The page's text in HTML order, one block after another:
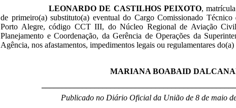
LEONARDO DE CASTILHOS PEIXOTO,
de primeiro(a) substituto(a) eventual do Cargo Comissionado
Porto Alegre, código CCT III, do Núcleo Regional de Aviação
Planejamento e Coordenação, da Gerência de Operações da
Agência, nos afastamentos, impedimentos legais ou regulamentares
MARIANA BOABAID
Publicado no Diário Oficial da União de 8 de maio